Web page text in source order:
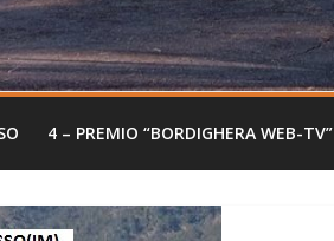
4 – PREMIO “BORDIGHERA WEB-TV”